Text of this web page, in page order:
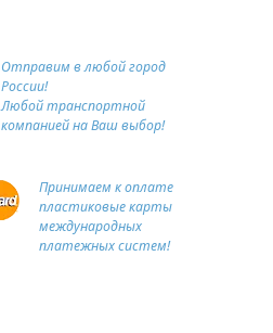
Отправим в любой город
России!
Любой транспортной
компанией на Ваш выбор!
Принимаем к оплате
пластиковые карты
международных
платежных систем!